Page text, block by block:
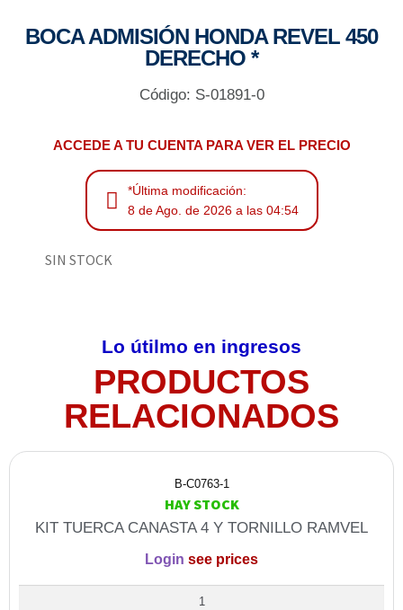
BOCA ADMISIÓN HONDA REVEL 450
DERECHO *
Código: S-01891-0
ACCEDE A TU CUENTA PARA VER EL PRECIO
*Última modificación:
8 de Ago. de 2026 a las 04:54
SIN STOCK
Lo útilmo en ingresos
PRODUCTOS
RELACIONADOS
B-C0763-1
HAY STOCK
KIT TUERCA CANASTA 4 Y TORNILLO RAMVEL
Login see prices